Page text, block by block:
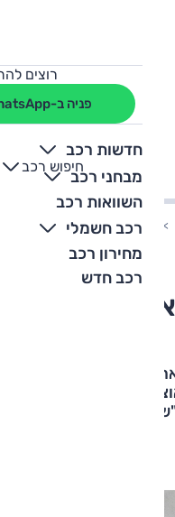
רוצים
פניה ב-WhatsApp
חדשות רכב
מבחני רכב
השוואות רכב
רכב חשמלי
מחירון רכב
רכב חדש
חיפוש רכב
+
-
פרארי אמלפי בישראל: החל ב-2 מיליון שקלים